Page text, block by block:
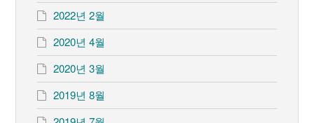
2022년 2월
2020년 4월
2020년 3월
2019년 8월